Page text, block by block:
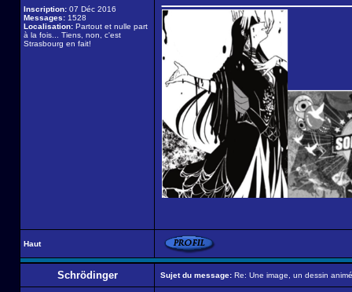
Inscription: 07 Déc 2016
Messages: 1528
Localisation: Partout et nulle part
à la fois... Tiens, non, c'est
Strasbourg en fait!
Haut
Schrödinger Sujet du message: Re: Une image, un dessin